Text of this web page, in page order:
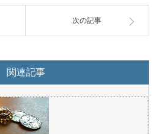
次の記事
関連記事